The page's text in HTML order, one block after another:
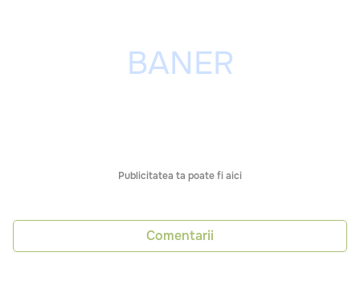
Publicitatea ta poate fi aici
Comentarii